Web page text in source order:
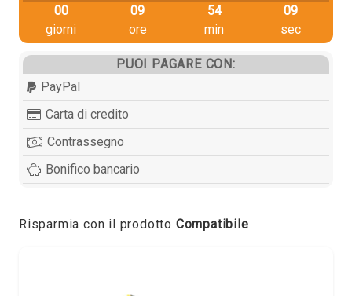
00
giorni
09
ore
54
min
09
sec
PUOI PAGARE CON:
PayPal
Carta di credito
Contrassegno
Bonifico bancario
Risparmia con il prodotto Compatibile